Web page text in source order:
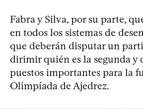
Fabra y Silva, por su parte,
en todos los sistemas de
que deberán disputar un
dirimir quién es la segunda y
puestos importantes para la
Olimpíada de Ajedrez.